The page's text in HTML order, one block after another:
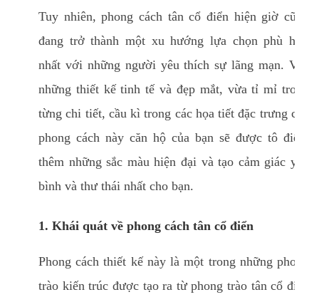
Tuy nhiên, phong cách tân cổ điển hiện giờ cũng
đang trở thành một xu hướng lựa chọn phù hợp
nhất với những người yêu thích sự lãng mạn. Với
những thiết kế tinh tế và đẹp mắt, vừa tỉ mỉ trong
từng chi tiết, cầu kì trong các họa tiết đặc trưng của
phong cách này căn hộ của bạn sẽ được tô điểm
thêm những sắc màu hiện đại và tạo cảm giác yên
bình và thư thái nhất cho bạn.
1. Khái quát về phong cách tân cổ điển
Phong cách thiết kế này là một trong những phong
trào kiến trúc được tạo ra từ phong trào tân cổ điển